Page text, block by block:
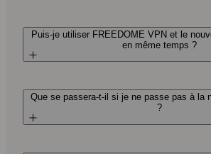
Puis-je utiliser FREEDOME VPN et le
en même temps ?
Que se passera-t-il si je ne passe pas à la
?